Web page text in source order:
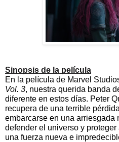
Sinopsis de la película
En la película de Marvel
Vol. 3, nuestra querida banda
diferente en estos días. Peter
recupera de una terrible
embarcarse en una arriesgada
defender el universo y
una fuerza nueva e